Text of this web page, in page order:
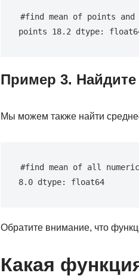
#find mean of points
points 18.2 dtype:
Пример 3. Найдите
Мы можем также найти
#find mean of all
8.0 dtype: float64
Обратите внимание, что
Какая